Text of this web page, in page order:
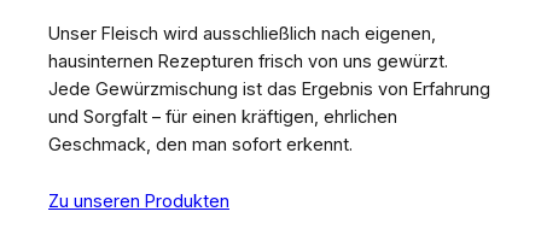
Unser Fleisch wird ausschließlich nach eigenen,
hausinternen Rezepturen frisch von uns gewürzt.
Jede Gewürzmischung ist das Ergebnis von Erfahrung
und Sorgfalt – für einen kräftigen, ehrlichen
Geschmack, den man sofort erkennt.
Zu unseren Produkten